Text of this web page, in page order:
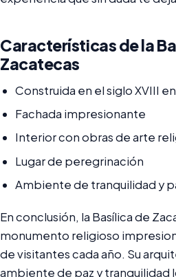
Características de la
Zacatecas
Construida en el siglo XVIII
Fachada impresionante
Interior con obras de arte
Lugar de peregrinación
Ambiente de tranquilidad y
En conclusión, la Basílica de
monumento religioso
de visitantes cada año. Su
ambiente de paz y tranquilidad